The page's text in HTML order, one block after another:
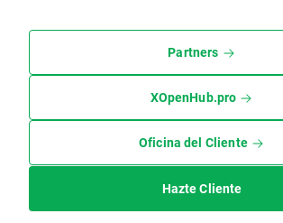
Partners
XOpenHub.pro
Oficina del Cliente
Hazte Cliente